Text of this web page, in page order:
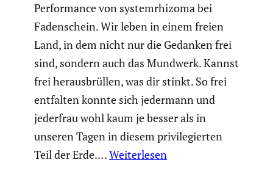
Perfor­mance von systemrhi­zoma bei
Faden­schein. Wir leben in einem freien
Land, in dem nicht nur die Gedanken frei
sind, sondern auch das Mundwerk. Kannst
frei heraus­brüllen, was dir stinkt. So frei
entfalten konnte sich jedermann und
jederfrau wohl kaum je besser als in
unseren Tagen in diesem privi­le­gierten
Teil der Erde.…Weiterlesen